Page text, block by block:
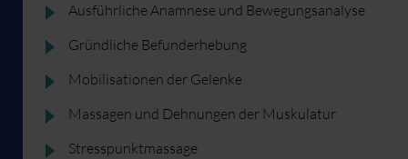
Ausführliche Anamnese und Bewegungsanalyse
Gründliche Befunderhebung
Mobilisationen der Gelenke
Massagen und Dehnungen der Muskulatur
Stresspunktmassage